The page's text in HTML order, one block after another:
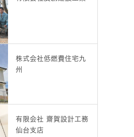
株式会社低燃費住宅九
州
有限会社 齋賀設計工務
仙台支店